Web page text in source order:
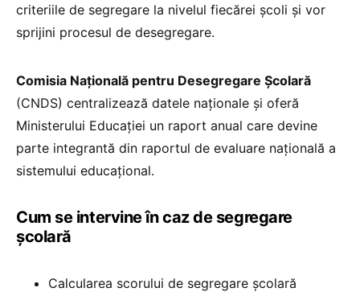
criteriile de segregare la nivelul fiecărei școli și vor
sprijini procesul de desegregare.
Comisia Națională pentru Desegregare Școlară
(CNDS) centralizează datele naționale și oferă
Ministerului Educației un raport anual care devine
parte integrantă din raportul de evaluare națională a
sistemului educațional.
Cum se intervine în caz de segregare
școlară
Calcularea scorului de segregare școlară